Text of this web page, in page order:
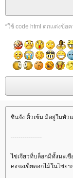
*ใช้ code html ตกแต่งข้อ
ชินจัง คิ้วเข้ม มีอยู่ในหัว
----------------
ไข่เจียวที่บล็อกมีทั้งมะเ
คงจะเขี่ยดอกไม้ในไข่ย